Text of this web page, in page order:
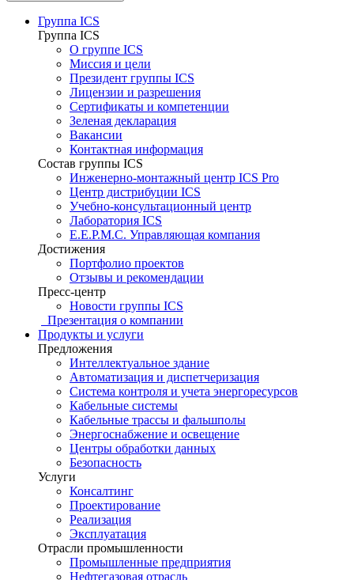
Группа ICS
Группа ICS
О группе ICS
Миссия и цели
Президент группы ICS
Лицензии и разрешения
Сертификаты и компетенции
Зеленая декларация
Вакансии
Контактная информация
Состав группы ICS
Инженерно-монтажный центр ICS Pro
Центр дистрибуции ICS
Учебно-консультационный центр
Лаборатория ICS
E.E.P.M.C. Управляющая компания
Достижения
Портфолио проектов
Отзывы и рекомендации
Пресс-центр
Новости группы ICS
Презентация о компании
Продукты и услуги
Предложения
Интеллектуальное здание
Автоматизация и диспетчеризация
Система контроля и учета энергоресурсов
Кабельные системы
Кабельные трассы и фальшполы
Энергоснабжение и освещение
Центры обработки данных
Безопасность
Услуги
Консалтинг
Проектирование
Реализация
Эксплуатация
Отрасли промышленности
Промышленные предприятия
Нефтегазовая отрасль